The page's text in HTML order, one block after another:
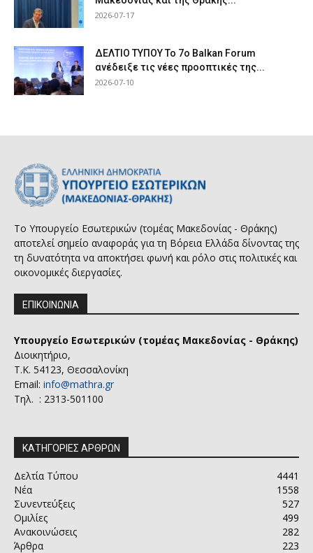
2026-07-17
ΔΕΛΤΙΟ ΤΥΠΟΥ Το 7ο Balkan Forum
ανέδειξε τις νέες προοπτικές της...
2026-07-10
Το Υπουργείο Εσωτερικών (τομέας Μακεδονίας - Θράκης)
αποτελεί σημείο αναφοράς για τη Βόρεια Ελλάδα δίνοντας της
τη δυνατότητα να αποκτήσει φωνή και ρόλο στις πολιτικές και
οικονομικές διεργασίες.
ΕΠΙΚΟΙΝΩΝΙΑ
Υπουργείο Εσωτερικών (τομέας Μακεδονίας - Θράκης)
Διοικητήριο,
Τ.Κ. 54123, Θεσσαλονίκη
Email: info@mathra.gr
Τηλ. : 2313-501100
ΚΑΤΗΓΟΡΙΕΣ ΑΡΘΡΩΝ
Δελτία Τύπου
4441
Νέα
1558
Συνεντεύξεις
527
Ομιλίες
499
Ανακοινώσεις
282
Άρθρα
223